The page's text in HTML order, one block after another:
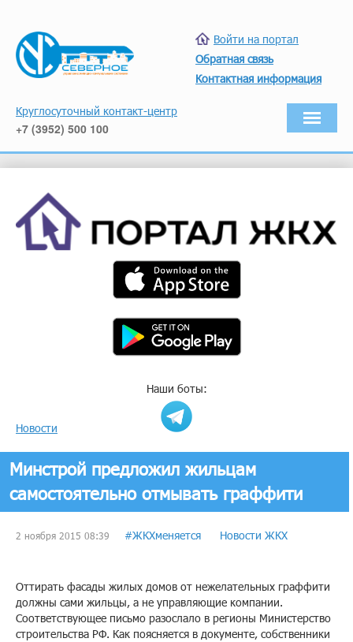
Войти на портал
Обратная связь
Контактная информация
Круглосуточный контакт-центр
+7 (3952) 500 100
Наши боты:
Новости
Минстрой предложил жильцам
самостоятельно отмывать граффити
2 ноября 2015 08:39 #ЖКХменяется Новости ЖКХ
Оттирать фасады жилых домов от нежелательных граффити
должны сами жильцы, а не управляющие компании.
Соответствующее письмо разослало в регионы Министерство
строительства РФ. Как поясняется в документе, собственники